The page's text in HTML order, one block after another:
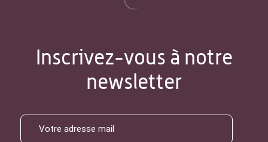
Inscrivez-vous à notre
newsletter